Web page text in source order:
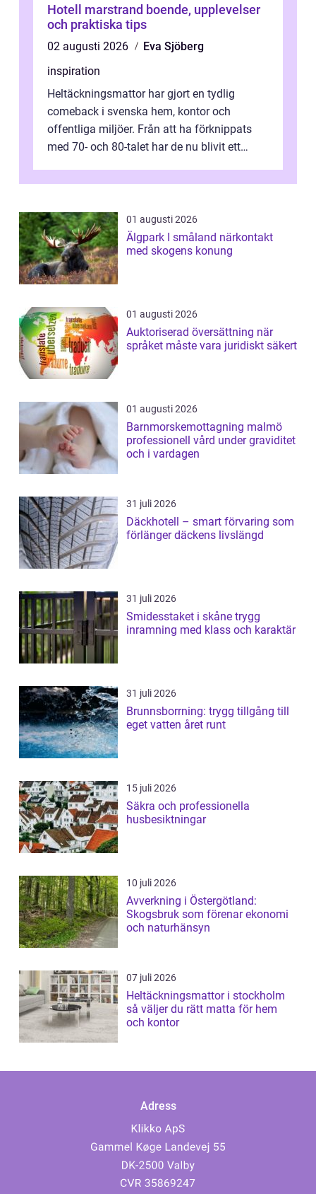
Hotell marstrand boende, upplevelser
och praktiska tips
02 augusti 2026
Eva Sjöberg
inspiration
Heltäckningsmattor har gjort en tydlig
comeback i svenska hem, kontor och
offentliga miljöer. Från att ha förknippats
med 70- och 80-talet har de nu blivit ett
01 augusti 2026
Älgpark I småland närkontakt
med skogens konung
01 augusti 2026
Auktoriserad översättning när
språket måste vara juridiskt säkert
01 augusti 2026
Barnmorskemottagning malmö
professionell vård under graviditet
och i vardagen
31 juli 2026
Däckhotell – smart förvaring som
förlänger däckens livslängd
31 juli 2026
Smidesstaket i skåne trygg
inramning med klass och karaktär
31 juli 2026
Brunnsborrning: trygg tillgång till
eget vatten året runt
15 juli 2026
Säkra och professionella
husbesiktningar
10 juli 2026
Avverkning i Östergötland:
Skogsbruk som förenar ekonomi
och naturhänsyn
07 juli 2026
Heltäckningsmattor i stockholm
så väljer du rätt matta för hem
och kontor
Adress